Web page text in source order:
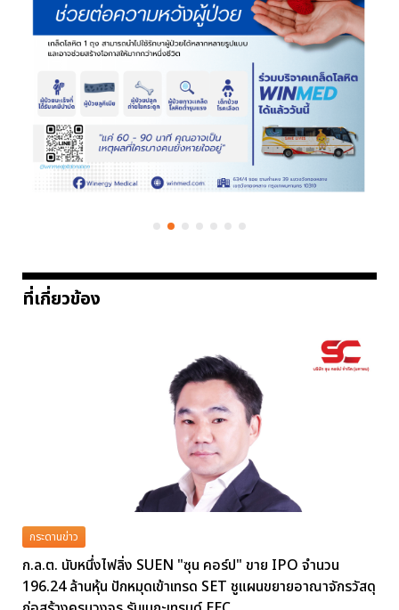
ที่เกี่ยวข้อง
กระดานข่าว
ก.ล.ต. นับหนึ่งไฟลิ่ง SUEN "ซุน คอร์ป" ขาย IPO จำนวน
196.24 ล้านหุ้น ปักหมุดเข้าเทรด SET ชูแผนขยายอาณาจักรวัสดุ